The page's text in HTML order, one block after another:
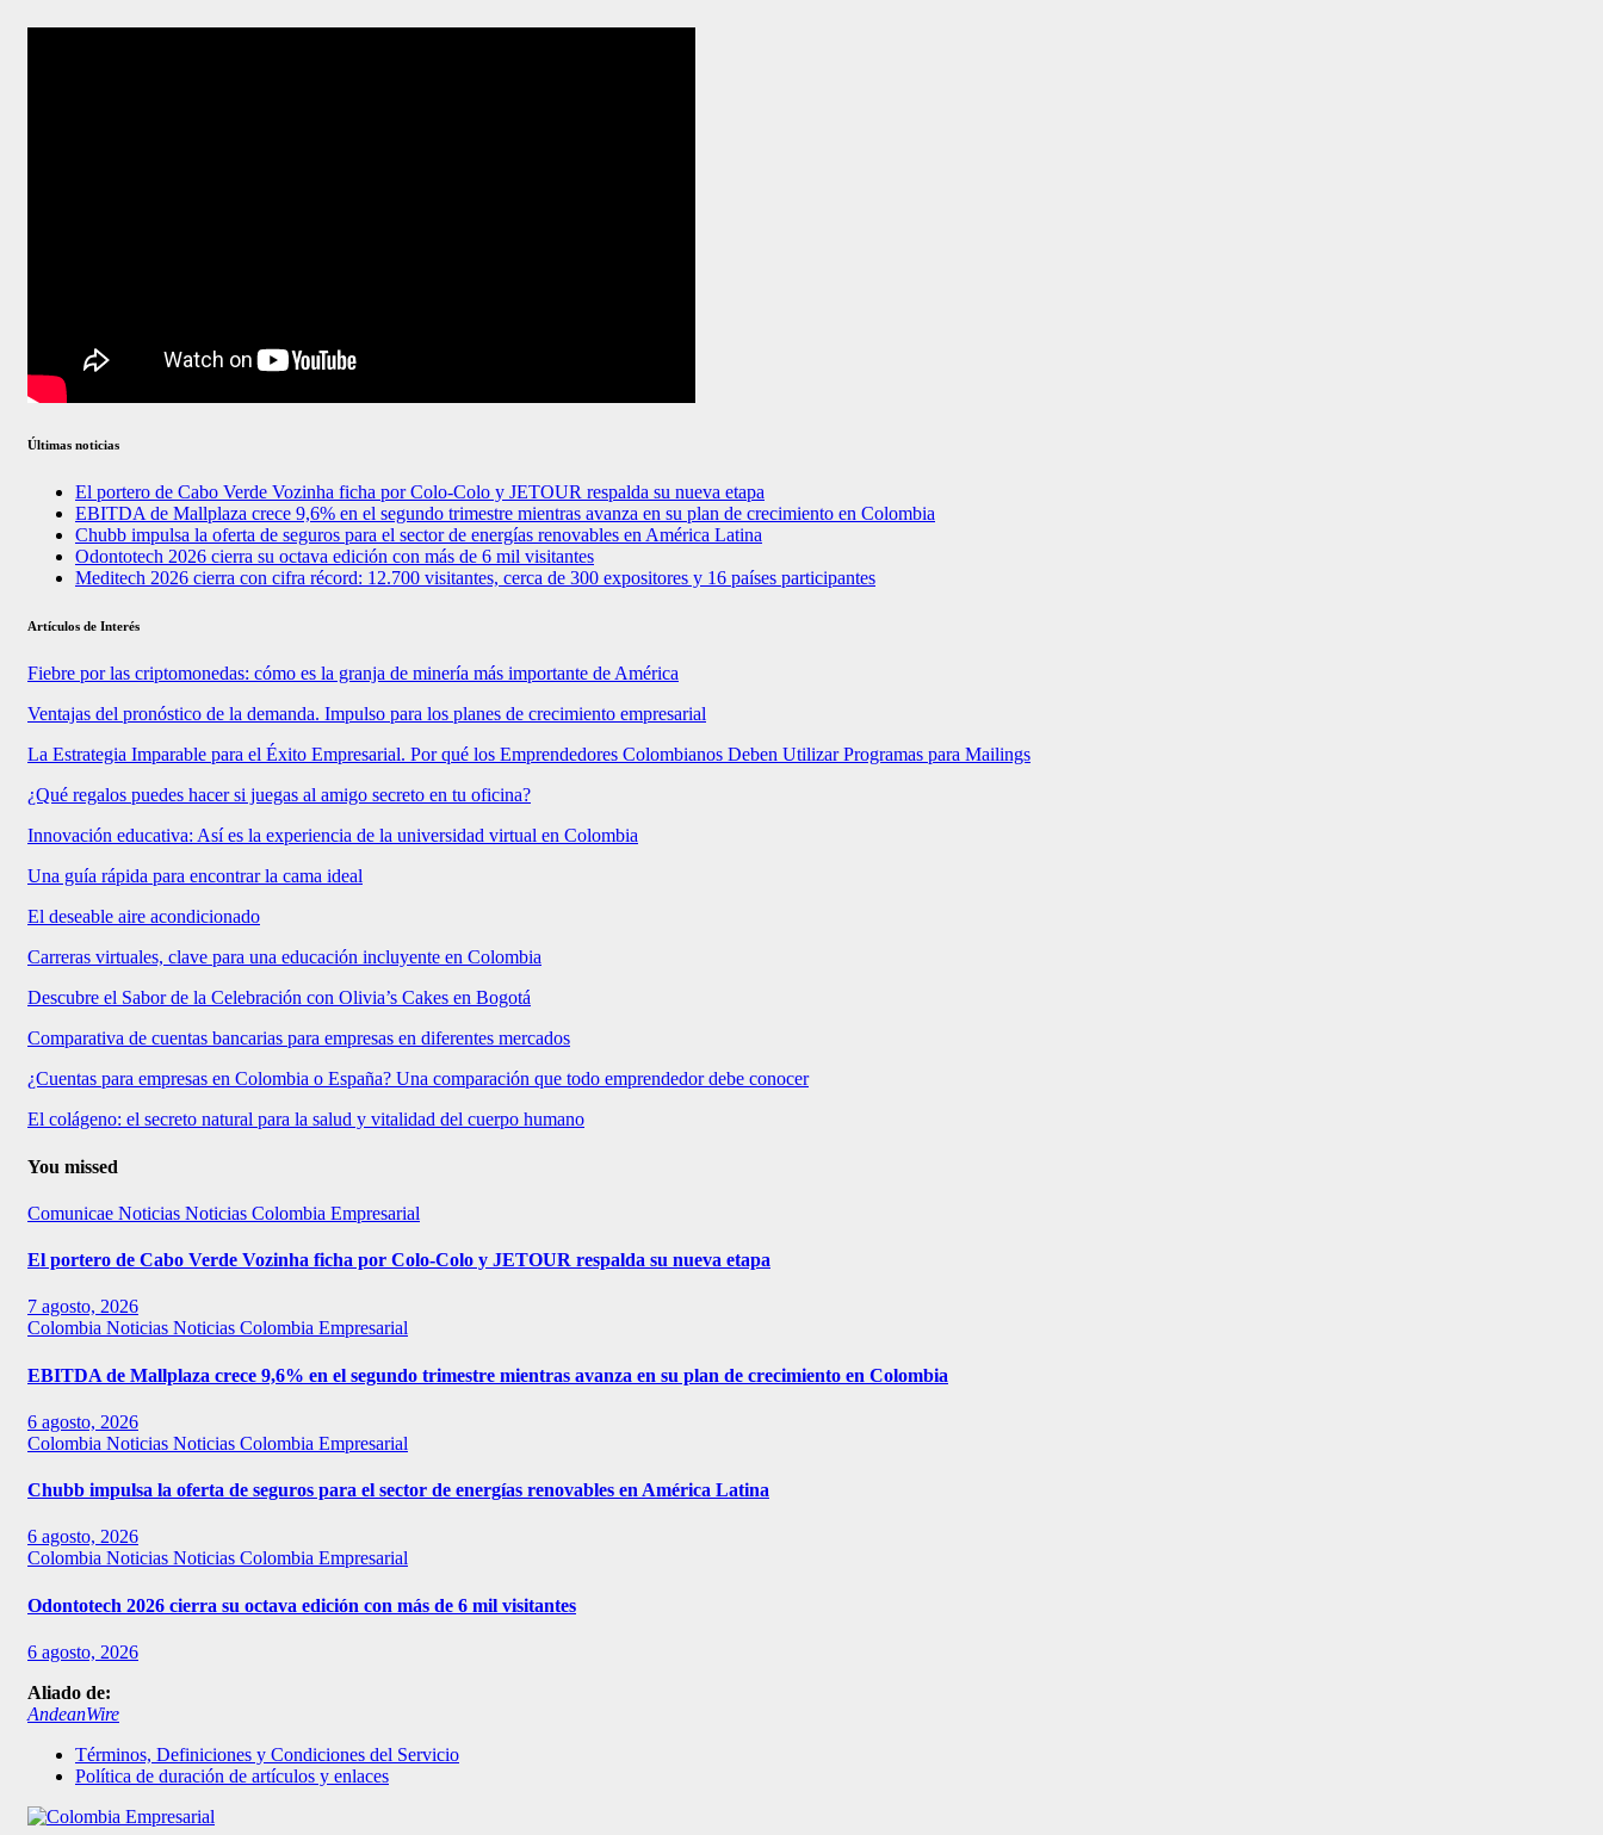
Últimas noticias
El portero de Cabo Verde Vozinha ficha por Colo-Colo y JETOUR respalda su nueva etapa
EBITDA de Mallplaza crece 9,6% en el segundo trimestre mientras avanza en su plan de crecimiento en Colombia
Chubb impulsa la oferta de seguros para el sector de energías renovables en América Latina
Odontotech 2026 cierra su octava edición con más de 6 mil visitantes
Meditech 2026 cierra con cifra récord: 12.700 visitantes, cerca de 300 expositores y 16 países participantes
Artículos de Interés
Fiebre por las criptomonedas: cómo es la granja de minería más importante de América
Ventajas del pronóstico de la demanda. Impulso para los planes de crecimiento empresarial
La Estrategia Imparable para el Éxito Empresarial. Por qué los Emprendedores Colombianos Deben Utilizar Programas para Mailings
¿Qué regalos puedes hacer si juegas al amigo secreto en tu oficina?
Innovación educativa: Así es la experiencia de la universidad virtual en Colombia
Una guía rápida para encontrar la cama ideal
El deseable aire acondicionado
Carreras virtuales, clave para una educación incluyente en Colombia
Descubre el Sabor de la Celebración con Olivia’s Cakes en Bogotá
Comparativa de cuentas bancarias para empresas en diferentes mercados
¿Cuentas para empresas en Colombia o España? Una comparación que todo emprendedor debe conocer
El colágeno: el secreto natural para la salud y vitalidad del cuerpo humano
You missed
Comunicae Noticias Noticias Colombia Empresarial
El portero de Cabo Verde Vozinha ficha por Colo-Colo y JETOUR respalda su nueva etapa
7 agosto, 2026
Colombia Noticias Noticias Colombia Empresarial
EBITDA de Mallplaza crece 9,6% en el segundo trimestre mientras avanza en su plan de crecimiento en Colombia
6 agosto, 2026
Colombia Noticias Noticias Colombia Empresarial
Chubb impulsa la oferta de seguros para el sector de energías renovables en América Latina
6 agosto, 2026
Colombia Noticias Noticias Colombia Empresarial
Odontotech 2026 cierra su octava edición con más de 6 mil visitantes
6 agosto, 2026
Aliado de:
AndeanWire
Términos, Definiciones y Condiciones del Servicio
Política de duración de artículos y enlaces